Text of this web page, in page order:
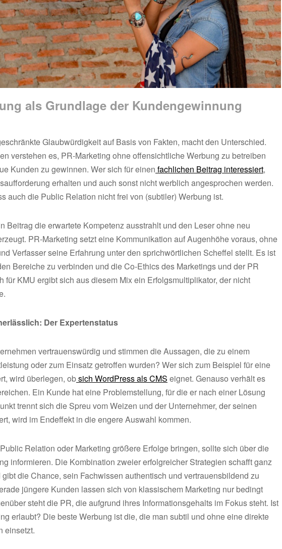
als Grundlage der Kundengewinnung
Glaubwürdigkeit auf Basis von Fakten, macht den Unterschied.
verstehen es, PR-Marketing ohne offensichtliche Werbung zu betreiben
Kunden zu gewinnen. Wer sich für einen fachlichen Beitrag interessiert,
erhalten und auch sonst nicht werblich angesprochen werden.
auch die Public Relation nicht frei von (subtiler) Werbung ist.
Beitrag die erwartete Kompetenz ausstrahlt und den Leser ohne neu
PR-Marketing setzt eine Kommunikation auf Augenhöhe voraus, ohne
Verfasser seine Erfahrung unter den sprichwörtlichen Scheffel stellt. Es ist
Bereiche zu verbinden und die Co-Ethics des Marketings und der PR
für KMU ergibt sich aus diesem Mix ein Erfolgsmultiplikator, der nicht
Der Expertenstatus
vertrauenswürdig und stimmen die Aussagen, die zu einem
oder zum Einsatz getroffen wurden? Wer sich zum Beispiel für eine
wird überlegen, obsich WordPress als CMS eignet. Genauso verhält es
Ein Kunde hat eine Problemstellung, für die er nach einer Lösung
trennt sich die Spreu vom Weizen und der Unternehmer, der seinen
wird im Endeffekt in die engere Auswahl kommen.
Relation oder Marketing größere Erfolge bringen, sollte sich über die
informieren. Die Kombination zweier erfolgreicher Strategien schafft ganz
die Chance, sein Fachwissen authentisch und vertrauensbildend zu
jüngere Kunden lassen sich von klassischem Marketing nur bedingt
steht die PR, die aufgrund ihres Informationsgehalts im Fokus steht. Ist
erlaubt? Die beste Werbung ist die, die man subtil und ohne eine direkte
einsetzt.